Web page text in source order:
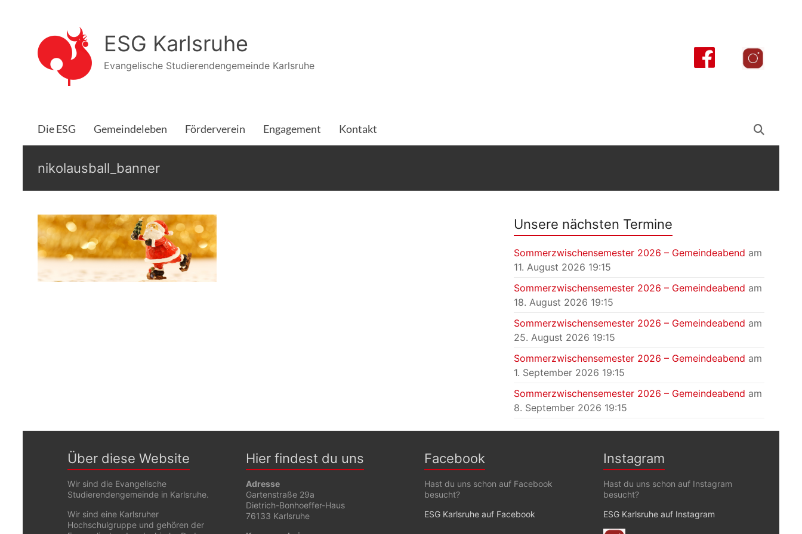
Inhalt
springen
ESG Karlsruhe
Evangelische Studierendengemeinde Karlsruhe
Die ESG Gemeindeleben Förderverein Engagement Kontakt
nikolausball_banner
Unsere nächsten Termine
Sommerzwischensemester 2026 – Gemeindeabend am
11. August 2026 19:15
Sommerzwischensemester 2026 – Gemeindeabend am
18. August 2026 19:15
Sommerzwischensemester 2026 – Gemeindeabend am
25. August 2026 19:15
Sommerzwischensemester 2026 – Gemeindeabend am
1. September 2026 19:15
Sommerzwischensemester 2026 – Gemeindeabend am
8. September 2026 19:15
Über diese Website
Wir sind die Evangelische
Studierendengemeinde in Karlsruhe.
Wir sind eine Karlsruher
Hochschulgruppe und gehören der
Hier findest du uns
Adresse
Gartenstraße 29a
Dietrich-Bonhoeffer-Haus
76133 Karlsruhe
Facebook
Hast du uns schon auf Facebook
besucht?
ESG Karlsruhe auf Facebook
Instagram
Hast du uns schon auf Instagram
besucht?
ESG Karlsruhe auf Instagram